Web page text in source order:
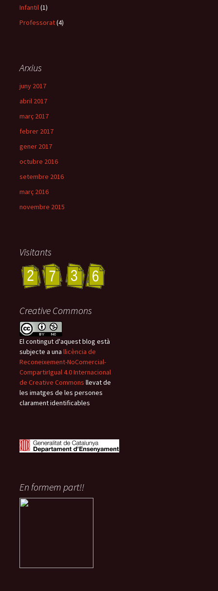
Infantil(1)
Professorat(4)
Arxius
juny 2017
abril 2017
març 2017
febrer 2017
gener 2017
octubre 2016
setembre 2016
març 2016
novembre 2015
Visitants
Creative Commons
El contingut d'aquest blog està
subjecte a una llicència de
Reconeixement-NoComercial-
CompartirIgual 4.0 Internacional
de Creative Commons llevat de
les imatges de les persones
clarament identificables
En formem part!!